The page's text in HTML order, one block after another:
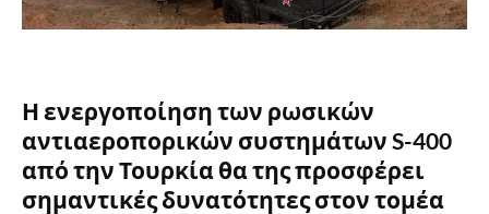
Η ενεργοποίηση των ρωσικών
αντιαεροπορικών συστημάτων S-400
από την Τουρκία θα της προσφέρει
σημαντικές δυνατότητες στον τομέα